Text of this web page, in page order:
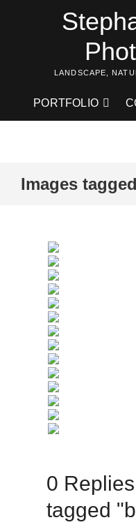
LANDSCAPE,
PORTFOLIO
Images
0
tagged